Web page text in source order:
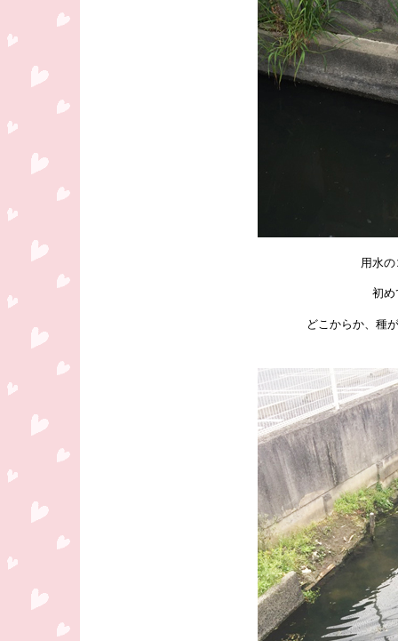
用水
初め
どこからか、種